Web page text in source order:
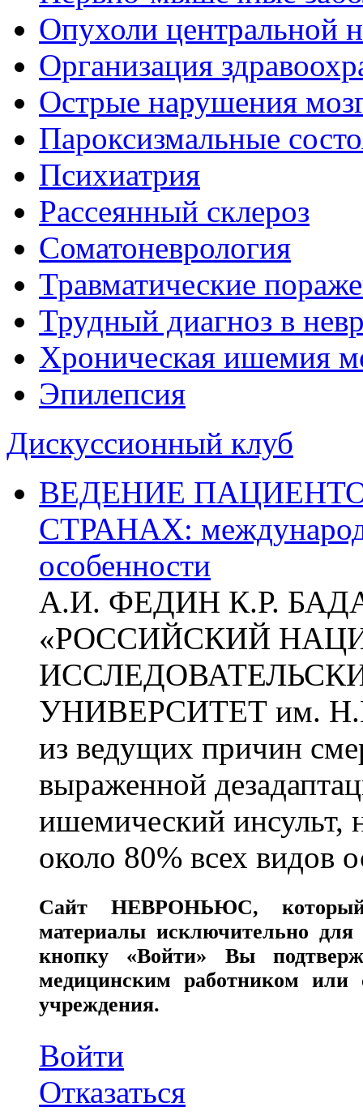
Опухоли центральной
Организация
Острые нарушения
Пароксизмальные
Психиатрия
Рассеянный склероз
Соматоневрология
Травматические
Трудный диагноз в
Хроническая ишемия
Эпилепсия
Дискуссионный клуб
ВЕДЕНИЕ
СТРАНАХ:
особенности
А.И. ФЕДИН К.Р.
«РОССИЙСКИЙ
УНИВЕРСИТЕТ им.
из ведущих причин
выраженной
ишемический инсульт,
около 80% всех видов
СайтНЕВРОНЬЮС,
материалы исключительно для
кнопку «Войти» Вы
медицинским работником или
учреждения.
Войти
Отказаться